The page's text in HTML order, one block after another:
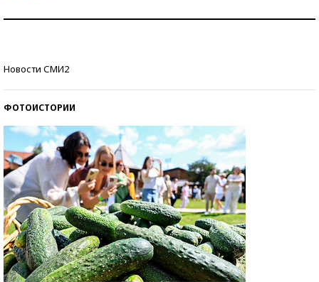
Новости СМИ2
ФОТОИСТОРИИ